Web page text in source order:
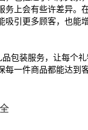
务上会有些许差异。
吸引更多顾客，也能
包装服务，让每个
每一件商品都能达到